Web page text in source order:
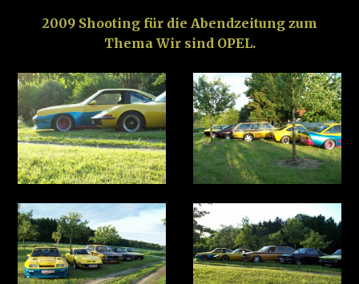
2009 Shooting für die Abendzeitung zum
Thema Wir sind OPEL.